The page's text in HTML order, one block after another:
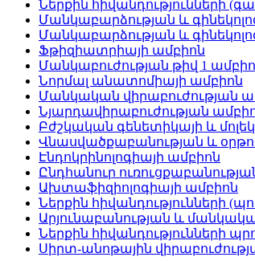
Ներքին հիվանդությունների
Մանկաբարձության և
Մանկաբարձության և
Ֆթիզիատրիայի ամբիոն
Մանկաբուժության թիվ 1
Նորմալ անատոմիայի ամբիոն
Մանկական վիրաբուժության
Նյարդավիրաբուժության
Բժշկական գենետիկայի և
Վնասվածքաբանության և
Էնդոկրինոլոգիայի ամբիոն
Ընդհանուր
Ախտաֆիզիոլոգիայի ամբիոն
Ներքին հիվանդությունների
Արյունաբանության և
Ներքին հիվանդությունների
Սիրտ-անոթային